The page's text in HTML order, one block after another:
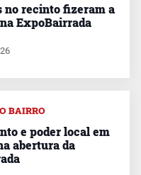
no recinto fizeram a
ExpoBairrada
BAIRRO
e poder local em
abertura da